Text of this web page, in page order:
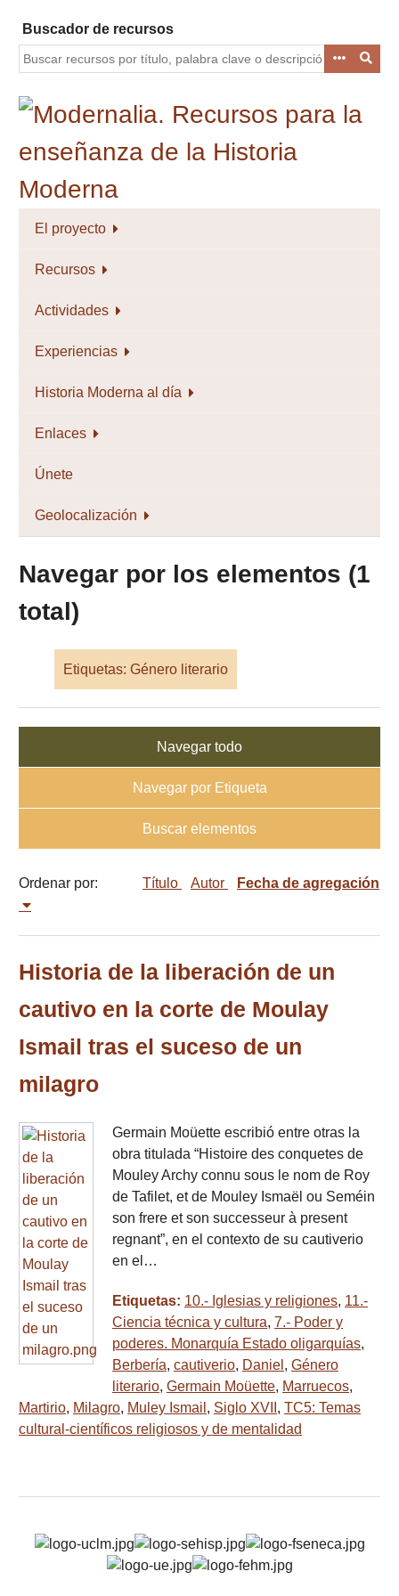
contenido
principal
Buscador de recursos
El proyecto
Recursos
Actividades
Experiencias
Historia Moderna al día
Enlaces
Únete
Geolocalización
Navegar por los elementos (1
total)
Etiquetas: Género literario
Navegar todo
Navegar por Etiqueta
Buscar elementos
Ordenar por: Título Autor Fecha de agregación
Historia de la liberación de un
cautivo en la corte de Moulay
Ismail tras el suceso de un
milagro
Germain Moüette escribió entre otras la
obra titulada “Histoire des conquetes de
Mouley Archy connu sous le nom de Roy
de Tafilet, et de Mouley Ismaël ou Seméin
son frere et son successeur à present
regnant”, en el contexto de su cautiverio
en el…
Etiquetas: 10.- Iglesias y religiones, 11.-
Ciencia técnica y cultura, 7.- Poder y
poderes. Monarquía Estado oligarquías,
Berbería, cautiverio, Daniel , Género
literario, Germain Moüette, Marruecos,
Martirio, Milagro, Muley Ismail , Siglo XVII , TC5: Temas
cultural-científicos religiosos y de mentalidad